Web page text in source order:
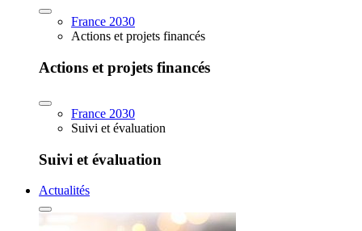
France 2030
Actions et projets financés
Actions et projets financés
France 2030
Suivi et évaluation
Suivi et évaluation
Actualités